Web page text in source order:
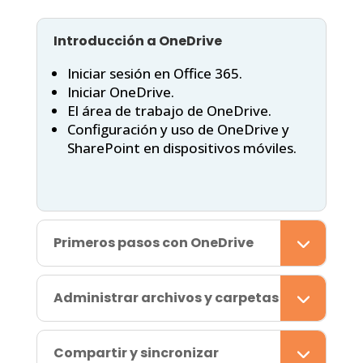
Introducción a OneDrive
Iniciar sesión en Office 365.
Iniciar OneDrive.
El área de trabajo de OneDrive.
Configuración y uso de OneDrive y
SharePoint en dispositivos móviles.
Primeros pasos con OneDrive
Administrar archivos y carpetas
Compartir y sincronizar